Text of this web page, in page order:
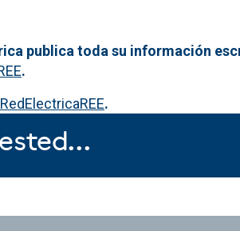
publica toda su información
.
RedElectricaREE.